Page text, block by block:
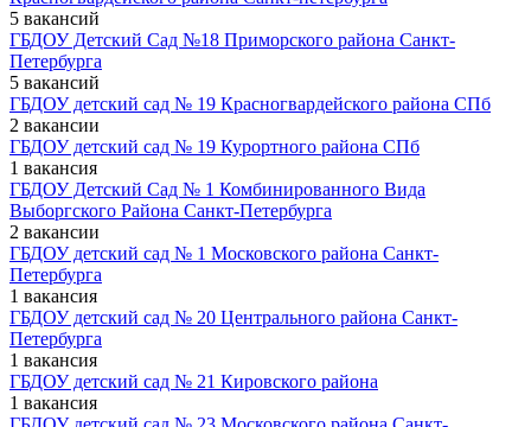
5 вакансий
ГБДОУ Детский Сад №18 Приморского района Санкт-
Петербурга
5 вакансий
ГБДОУ детский сад № 19 Красногвардейского района СПб
2 вакансии
ГБДОУ детский сад № 19 Курортного района СПб
1 вакансия
ГБДОУ Детский Сад № 1 Комбинированного Вида
Выборгского Района Санкт-Петербурга
2 вакансии
ГБДОУ детский сад № 1 Московского района Санкт-
Петербурга
1 вакансия
ГБДОУ детский сад № 20 Центрального района Санкт-
Петербурга
1 вакансия
ГБДОУ детский сад № 21 Кировского района
1 вакансия